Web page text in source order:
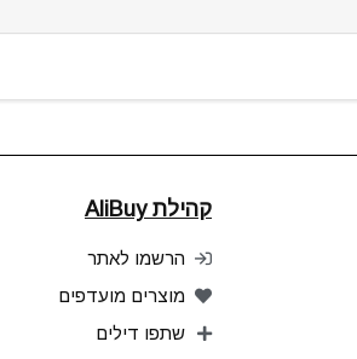
קהילת AliBuy
הרשמו לאתר
מוצרים מועדפים
שתפו דילים